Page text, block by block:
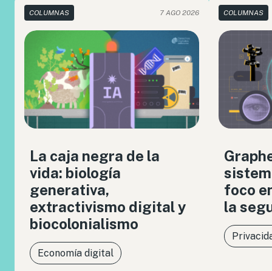
COLUMNAS 7 AGO 2026
La caja negra de la
vida: biología
generativa,
extractivismo digital y
biocolonialismo
Economía digital
COLUMNAS
foco
la